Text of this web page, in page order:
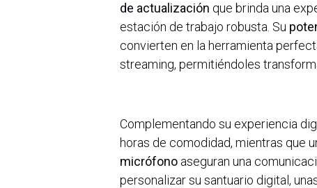
de actualización que brinda una
estación de trabajo robusta. Su
convierten en la herramienta
streaming, permitiéndoles
Complementando su experiencia
horas de comodidad, mientras que
micrófono aseguran una
personalizar su santuario digital,